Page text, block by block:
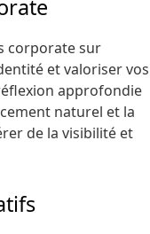
corporate sur
et valoriser vos
approfondie
naturel et la
de la visibilité et